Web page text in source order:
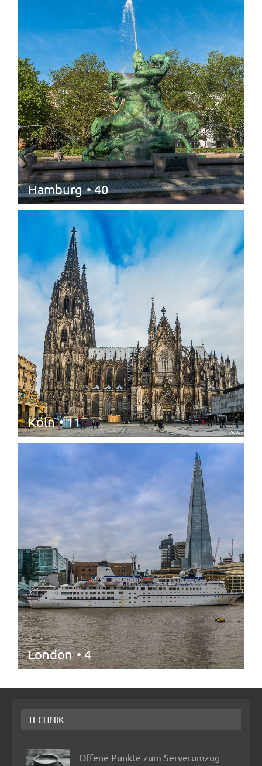
Hamburg • 40
Köln • 11
London • 4
TECHNIK
Offene Punkte zum Serverumzug